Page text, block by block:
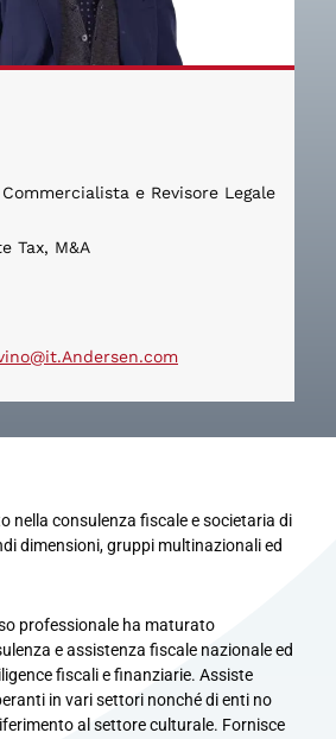
e Revisore Legale
Tax, M&A
nella consulenza fiscale e societaria di
dimensioni, gruppi multinazionali ed
professionale ha maturato
e assistenza fiscale nazionale ed
fiscali e finanziarie. Assiste
in vari settori nonché di enti no
al settore culturale. Fornisce